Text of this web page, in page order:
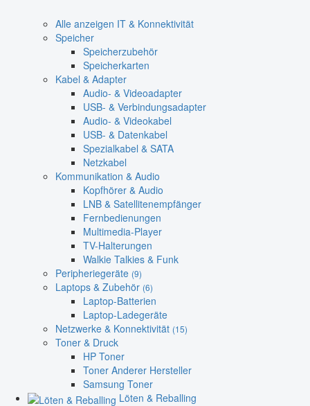
Alle anzeigen IT & Konnektivität
Speicher
Speicherzubehör
Speicherkarten
Kabel & Adapter
Audio- & Videoadapter
USB- & Verbindungsadapter
Audio- & Videokabel
USB- & Datenkabel
Spezialkabel & SATA
Netzkabel
Kommunikation & Audio
Kopfhörer & Audio
LNB & Satellitenempfänger
Fernbedienungen
Multimedia-Player
TV-Halterungen
Walkie Talkies & Funk
Peripheriegeräte (9)
Laptops & Zubehör (6)
Laptop-Batterien
Laptop-Ladegeräte
Netzwerke & Konnektivität (15)
Toner & Druck
HP Toner
Toner Anderer Hersteller
Samsung Toner
Löten & Reballing